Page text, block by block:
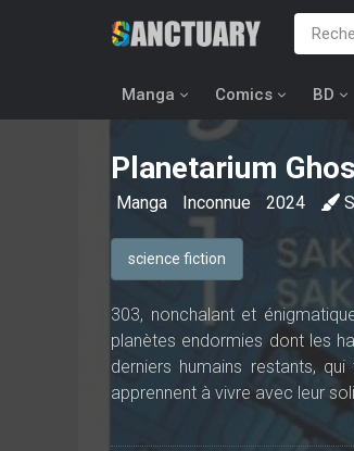
Manga Comics BD
Planetarium
Manga Inconnue 2024
science fiction
303, nonchalant et
planètes endormies dont les
derniers humains restants,
apprennent à vivre avec leur